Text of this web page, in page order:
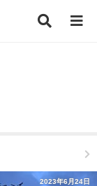
2023年6月24日